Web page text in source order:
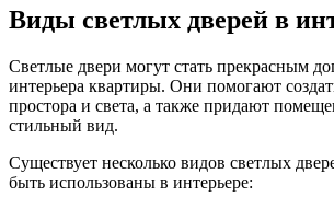
Виды светлых дверей в
Светлые двери могут стать прекрасным
интерьера квартиры. Они помогают
простора и света, а также придают
стильный вид.
Существует несколько видов светлых
быть использованы в интерьере: